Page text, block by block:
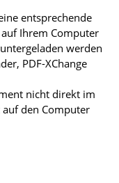
entsprechende
Ihrem Computer
werden
PDF-XChange
nicht direkt im
den Computer